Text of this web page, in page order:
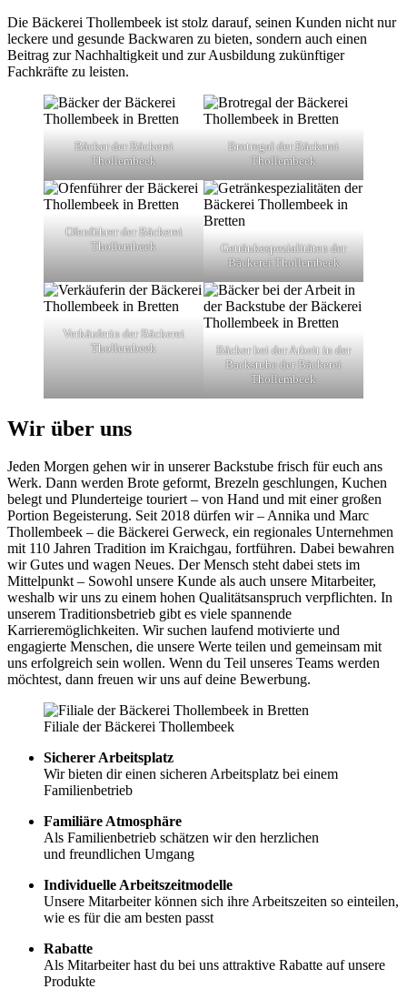
Die Bäckerei Thollembeek ist stolz darauf, seinen Kunden nicht nur
leckere und gesunde Backwaren zu bieten, sondern auch einen
Beitrag zur Nachhaltigkeit und zur Ausbildung zukünftiger
Fachkräfte zu leisten.
Bäcker der Bäckerei
Thollembeek
Brotregal der Bäckerei
Thollembeek
Ofenführer der Bäckerei
Thollembeek
Getränkespezialitäten der
Bäckerei Thollembeek
Verkäuferin der Bäckerei
Thollembeek
Bäcker bei der Arbeit in der
Backstube der Bäckerei
Thollembeek
Wir über uns
Jeden Morgen gehen wir in unserer Backstube frisch für euch ans
Werk. Dann werden Brote geformt, Brezeln geschlungen, Kuchen
belegt und Plunderteige touriert – von Hand und mit einer großen
Portion Begeisterung. Seit 2018 dürfen wir – Annika und Marc
Thollembeek – die Bäckerei Gerweck, ein regionales Unternehmen
mit 110 Jahren Tradition im Kraichgau, fortführen. Dabei bewahren
wir Gutes und wagen Neues. Der Mensch steht dabei stets im
Mittelpunkt – Sowohl unsere Kunde als auch unsere Mitarbeiter,
weshalb wir uns zu einem hohen Qualitätsanspruch verpflichten. In
unserem Traditionsbetrieb gibt es viele spannende
Karrieremöglichkeiten. Wir suchen laufend motivierte und
engagierte Menschen, die unsere Werte teilen und gemeinsam mit
uns erfolgreich sein wollen. Wenn du Teil unseres Teams werden
möchtest, dann freuen wir uns auf deine Bewerbung.
Filiale der Bäckerei Thollembeek
Sicherer Arbeitsplatz
Wir bieten dir einen sicheren Arbeitsplatz bei einem
Familienbetrieb
Familiäre Atmosphäre
Als Familienbetrieb schätzen wir den herzlichen
und freundlichen Umgang
Individuelle Arbeitszeitmodelle
Unsere Mitarbeiter können sich ihre Arbeitszeiten so einteilen,
wie es für die am besten passt
Rabatte
Als Mitarbeiter hast du bei uns attraktive Rabatte auf unsere
Produkte